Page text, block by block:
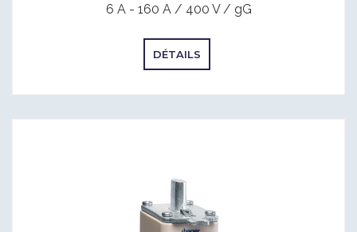
6 A - 160 A / 400 V / gG
DÉTAILS